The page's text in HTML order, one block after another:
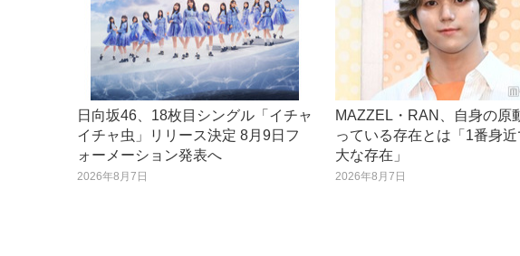
日向坂46、18枚目シングル「イチャ
イチャ虫」リリース決定 8月9日フ
ォーメーション発表へ
2026年8月7日
MAZZEL・RAN、自身の原
っている存在とは「1番身
大な存在」
2026年8月7日